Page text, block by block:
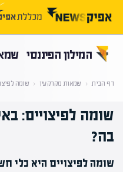
המילון הפיננסי
דף הבית ‹ שמאות מקרקעין ‹ שומה
שומה לפיצויים:
בה?
שומה לפיצויים היא כלי